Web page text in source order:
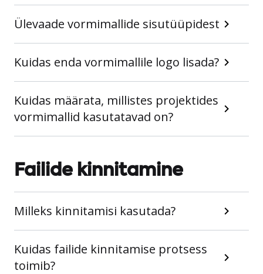
Ülevaade vormimallide sisutüüpidest
Kuidas enda vormimallile logo lisada?
Kuidas määrata, millistes projektides
vormimallid kasutatavad on?
Failide kinnitamine
Milleks kinnitamisi kasutada?
Kuidas failide kinnitamise protsess
toimib?